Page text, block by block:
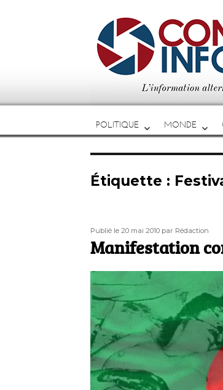
POLITIQUE MONDE
Étiquette :
Publié
le
Publié le 20 mai 2010 Auteur
par Rédaction
Manifestation